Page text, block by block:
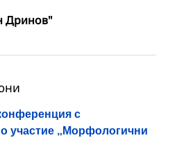
Дринов"
с
участие „Морфологични